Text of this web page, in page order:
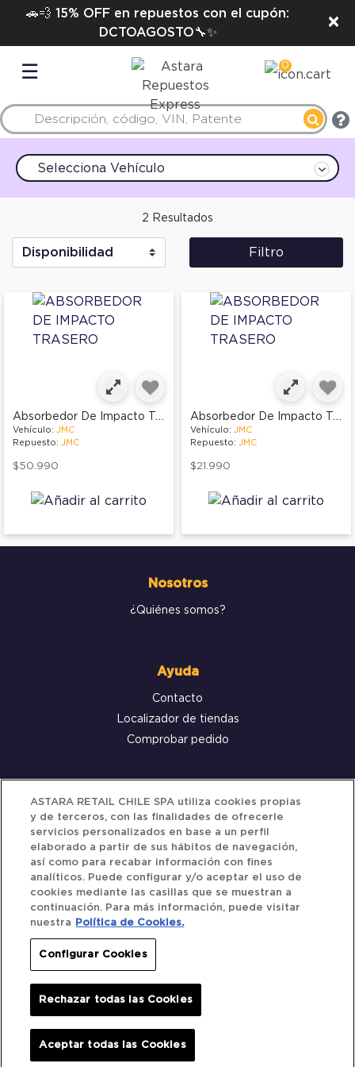
🚗💨 15% OFF en repuestos con el cupón:
DCTOAGOSTO🔧✨
×
☰ 0
Selecciona Vehículo
2 Resultados
Filtro
Absorbedor De Impacto Trasero
Vehículo: JMC
Repuesto: JMC
$50.990
Absorbedor De Impacto Trasero
Vehículo: JMC
Repuesto: JMC
$21.990
Nosotros
¿Quiénes somos?
Ayuda
Contacto
Localizador de tiendas
Comprobar pedido
Servicio al cliente
Términos y Condiciones
Política de privacidad
Siguenos
Redes Sociales
Iberocar © 2025. All Rights Reserved.
ASTARA RETAIL CHILE SPA utiliza cookies propias
y de terceros, con las finalidades de ofrecerle
servicios personalizados en base a un perfil
elaborado a partir de sus hábitos de navegación,
así como para recabar información con fines
analíticos. Puede configurar y/o aceptar el uso de
cookies mediante las casillas que se muestran a
continuación. Para más información, puede visitar
nuestra
Política de Cookies.
Configurar Cookies
Rechazar todas las Cookies
Aceptar todas las Cookies